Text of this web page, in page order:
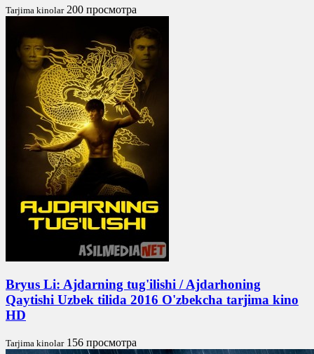
Tarjima kinolar 200 просмотра
Bryus Li: Ajdarning tug'ilishi / Ajdarhoning
Qaytishi Uzbek tilida 2016 O'zbekcha tarjima kino
HD
Tarjima kinolar 156 просмотра